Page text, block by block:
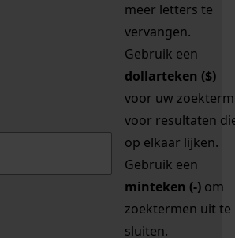
meer letters te
vervangen.
Gebruik een
dollarteken ($)
voor uw zoekterm
voor resultaten
op elkaar lijken.
Gebruik een
minteken (-) om
zoektermen uit te
sluiten.